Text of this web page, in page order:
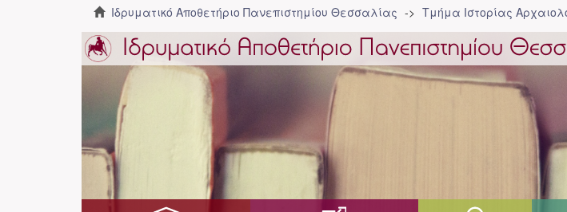
Ιδρυματικό Αποθετήριο Πανεπιστημίου Θεσσαλίας Τμήμα Ιστορίας